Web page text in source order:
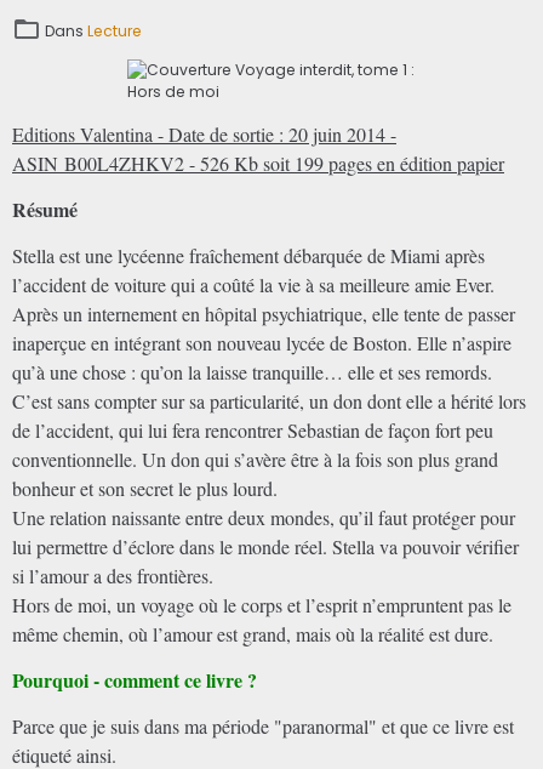
Dans Lecture
Editions Valentina - Date de sortie : 20 juin 2014 -
ASIN B00L4ZHKV2 - 526 Kb soit 199 pages en édition papier
Résumé
Stella est une lycéenne fraîchement débarquée de Miami après
l’accident de voiture qui a coûté la vie à sa meilleure amie Ever.
Après un internement en hôpital psychiatrique, elle tente de passer
inaperçue en intégrant son nouveau lycée de Boston. Elle n’aspire
qu’à une chose : qu’on la laisse tranquille… elle et ses remords.
C’est sans compter sur sa particularité, un don dont elle a hérité lors
de l’accident, qui lui fera rencontrer Sebastian de façon fort peu
conventionnelle. Un don qui s’avère être à la fois son plus grand
bonheur et son secret le plus lourd.
Une relation naissante entre deux mondes, qu’il faut protéger pour
lui permettre d’éclore dans le monde réel. Stella va pouvoir vérifier
si l’amour a des frontières.
Hors de moi, un voyage où le corps et l’esprit n’empruntent pas le
même chemin, où l’amour est grand, mais où la réalité est dure.
Pourquoi - comment ce livre ?
Parce que je suis dans ma période "paranormal" et que ce livre est
étiqueté ainsi.